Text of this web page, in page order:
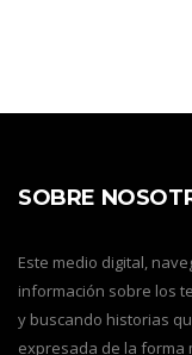
SOBRE
Este medio digital,
información sobre los
y buscando historias
expresada de la forma